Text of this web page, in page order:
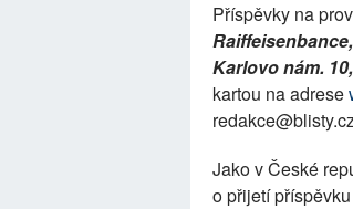
Příspěvky na
Karlovo nám.
kartou na adrese
Jako v České
o přijetí